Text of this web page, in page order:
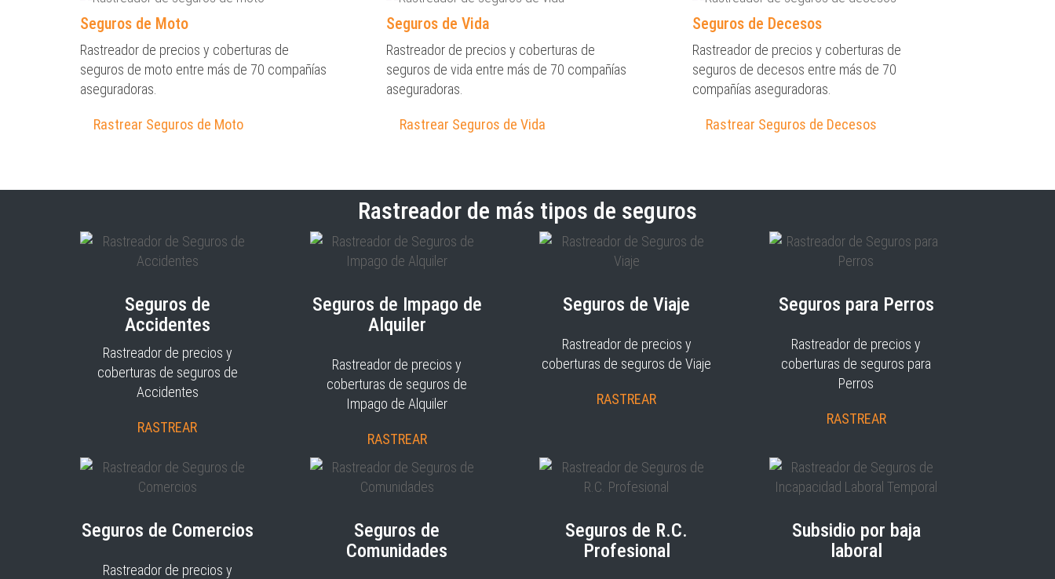
Seguros de Moto
Rastreador de precios y coberturas de
seguros de moto entre más de 70 compañías
aseguradoras.
Rastrear Seguros de Moto
Seguros de Vida
Rastreador de precios y coberturas de
seguros de vida entre más de 70 compañías
aseguradoras.
Rastrear Seguros de Vida
Seguros de Decesos
Rastreador de precios y coberturas de
seguros de decesos entre más de 70
compañías aseguradoras.
Rastrear Seguros de Decesos
Rastreador de más tipos de seguros
Seguros de
Accidentes
Rastreador de precios y
coberturas de seguros de
Accidentes
RASTREAR
Seguros de Impago de
Alquiler
Rastreador de precios y
coberturas de seguros de
Impago de Alquiler
RASTREAR
Seguros de Viaje
Rastreador de precios y
coberturas de seguros de Viaje
RASTREAR
Seguros para Perros
Rastreador de precios y
coberturas de seguros para
Perros
RASTREAR
Seguros de Comercios
Rastreador de precios y
Seguros de
Comunidades
Seguros de R.C.
Profesional
Subsidio por baja
laboral